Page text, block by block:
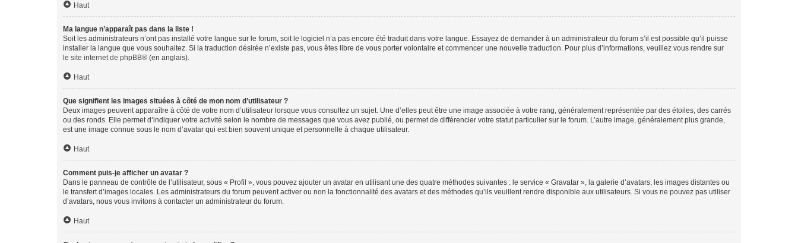
Haut
Ma langue n’apparaît pas dans la liste !
Soit les administrateurs n’ont pas installé votre langue sur le forum, soit le logiciel n’a pas encore été traduit dans votre langue. Essayez de demander à un administrateur du forum s’il est possible qu’il puisse
installer la langue que vous souhaitez. Si la traduction désirée n’existe pas, vous êtes libre de vous porter volontaire et commencer une nouvelle traduction. Pour plus d’informations, veuillez vous rendre sur
le site internet de phpBB® (en anglais).
Haut
Que signifient les images situées à côté de mon nom d’utilisateur ?
Deux images peuvent apparaître à côté de votre nom d’utilisateur lorsque vous consultez un sujet. Une d’elles peut être une image associée à votre rang, généralement représentée par des étoiles, des carrés
ou des ronds. Elle permet d’indiquer votre activité selon le nombre de messages que vous avez publié, ou permet de différencier votre statut particulier sur le forum. L’autre image, généralement plus grande,
est une image connue sous le nom d’avatar qui est bien souvent unique et personnelle à chaque utilisateur.
Haut
Comment puis-je afficher un avatar ?
Dans le panneau de contrôle de l’utilisateur, sous « Profil », vous pouvez ajouter un avatar en utilisant une des quatre méthodes suivantes : le service « Gravatar », la galerie d’avatars, les images distantes ou
le transfert d’images locales. Les administrateurs du forum peuvent activer ou non la fonctionnalité des avatars et des méthodes qu’ils veuillent rendre disponible aux utilisateurs. Si vous ne pouvez pas utiliser
d’avatars, nous vous invitons à contacter un administrateur du forum.
Haut